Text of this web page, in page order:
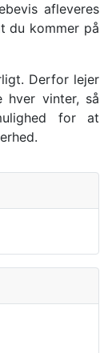
afleveres
du kommer på
Derfor lejer
hver vinter, så
for at